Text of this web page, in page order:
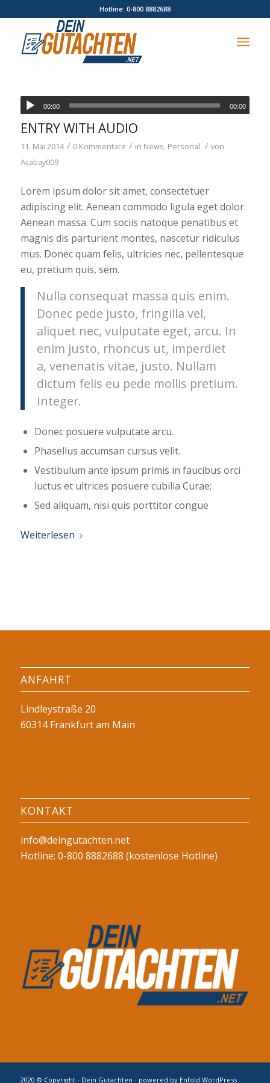
Hotline: 0-800 8882688
00:00 00:00
ENTRY WITH AUDIO
11. Mai 2014 / 0 Kommentare / in News, Personal / von
Acabay009
Lorem ipsum dolor sit amet, consectetuer
adipiscing elit. Aenean commodo ligula eget dolor.
Aenean massa. Cum sociis natoque penatibus et
magnis dis parturient montes, nascetur ridiculus
mus. Donec quam felis, ultricies nec, pellentesque
eu, pretium quis, sem.
Nulla consequat massa quis enim.
Donec pede justo, fringilla vel,
aliquet nec, vulputate eget, arcu. In
enim justo, rhoncus ut, imperdiet
a, venenatis vitae, justo. Nullam
dictum felis eu pede mollis pretium.
Integer.
Donec posuere vulputate arcu.
Phasellus accumsan cursus velit.
Vestibulum ante ipsum primis in faucibus orci
luctus et ultrices posuere cubilia Curae;
Sed aliquam, nisi quis porttitor congue
Weiterlesen
ANFAHRT
Lindleystraße 20
60314 Frankfurt am Main
KONTAKT
info@deingutachten.net
Hotline: 0-800 8882688 (kostenlose Hotline)
2020 © Copyright - Dein Gutachten - powered by Enfold WordPress